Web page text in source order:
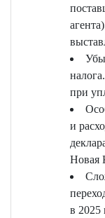
при
и
Новая
в 2025